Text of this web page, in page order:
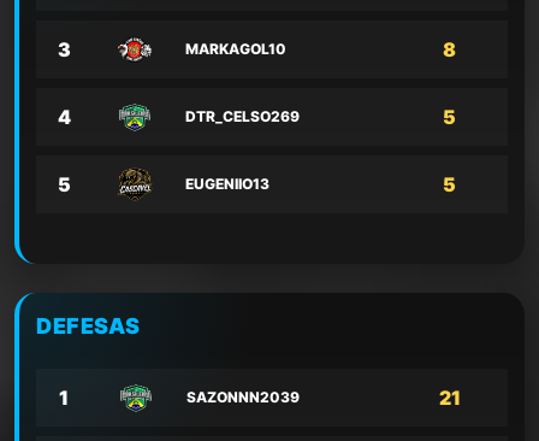
3 MARKAGOL10 8
4 DTR_CELSO269 5
5 EUGENIIO13 5
DEFESAS
1 SAZONNN2039 21